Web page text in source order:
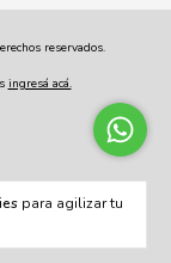
para agilizar tu
reservados.
ingresá acá.